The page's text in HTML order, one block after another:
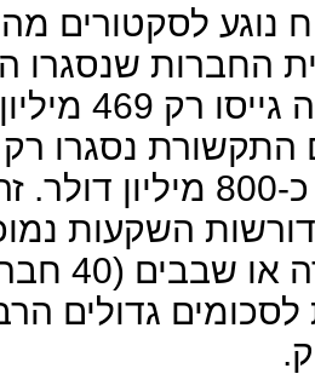
נוגע לסקטורים
החברות שנסגרו
האינטרנט (1,228 חברות)
חברות אבל הן גייסו במשותף כ-800
השקעות
בעוד שחברות
לסכומים גדולים